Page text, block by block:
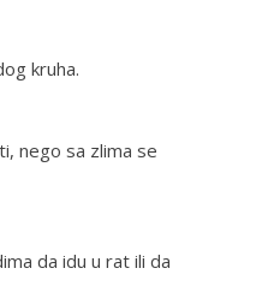
kruha.
nego sa zlima se
da idu u rat ili da